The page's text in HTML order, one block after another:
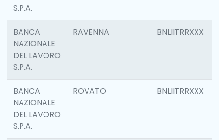
S.P.A.
BANCA
NAZIONALE
DEL LAVORO
S.P.A.
RAVENNA BNLIITRRXXX
BANCA
NAZIONALE
DEL LAVORO
S.P.A.
ROVATO BNLIITRRXXX